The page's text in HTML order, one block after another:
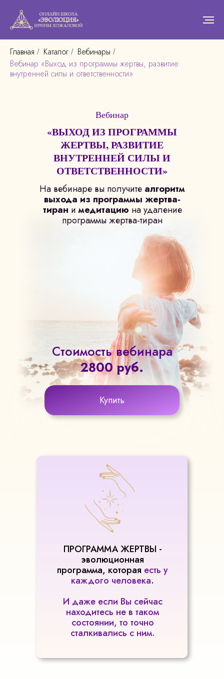
Главная / Каталог / Вебинары /
Вебинар «Выход из программы жертвы, развитие
внутренней силы и ответственности»
Вебинар
Купить
«ВЫХОД ИЗ ПРОГРАММЫ
ЖЕРТВЫ, РАЗВИТИЕ
ВНУТРЕННЕЙ СИЛЫ И
ОТВЕТСТВЕННОСТИ»
Стоимость вебинара
2800 руб.
На вебинаре вы получите алгоритм
выхода из программы жертва-
тиран имедитацию на удаление
программы жертва-тиран
ПРОГРАММА ЖЕРТВЫ -
эволюционная
программа, которая есть у
каждого человека.
И даже если Вы сейчас
находитесь не в таком
состоянии, то точно
сталкивались с ним.